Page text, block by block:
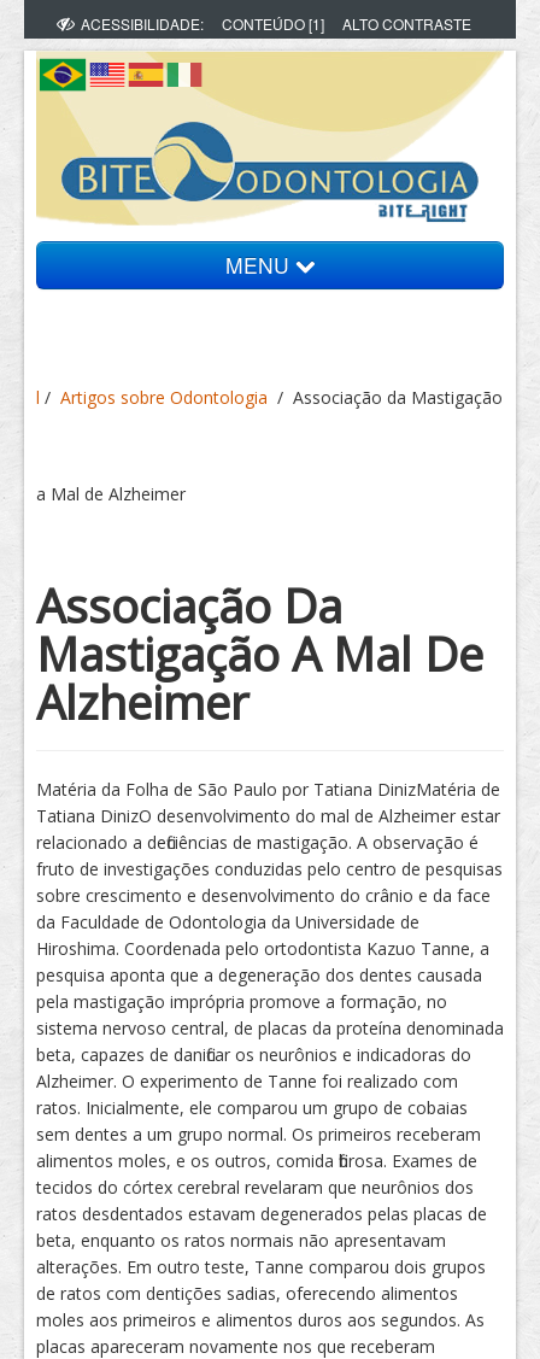
ACESSIBILIDADE: CONTEÚDO [1] ALTO CONTRASTE
MENU
Vídeos
l / Artigos sobre Odontologia / Associação da Mastigação
a Mal de Alzheimer
Associação Da
Mastigação A Mal De
Alzheimer
Matéria da Folha de São Paulo por Tatiana DinizMatéria de
Tatiana DinizO desenvolvimento do mal de Alzheimer estar
relacionado a deficiências de mastigação. A observação é
fruto de investigações conduzidas pelo centro de pesquisas
sobre crescimento e desenvolvimento do crânio e da face
da Faculdade de Odontologia da Universidade de
Hiroshima. Coordenada pelo ortodontista Kazuo Tanne, a
pesquisa aponta que a degeneração dos dentes causada
pela mastigação imprópria promove a formação, no
sistema nervoso central, de placas da proteína denominada
beta, capazes de danificar os neurônios e indicadoras do
Alzheimer. O experimento de Tanne foi realizado com
ratos. Inicialmente, ele comparou um grupo de cobaias
sem dentes a um grupo normal. Os primeiros receberam
alimentos moles, e os outros, comida fibrosa. Exames de
tecidos do córtex cerebral revelaram que neurônios dos
ratos desdentados estavam degenerados pelas placas de
beta, enquanto os ratos normais não apresentavam
alterações. Em outro teste, Tanne comparou dois grupos
de ratos com dentições sadias, oferecendo alimentos
moles aos primeiros e alimentos duros aos segundos. As
placas apareceram novamente nos que receberam